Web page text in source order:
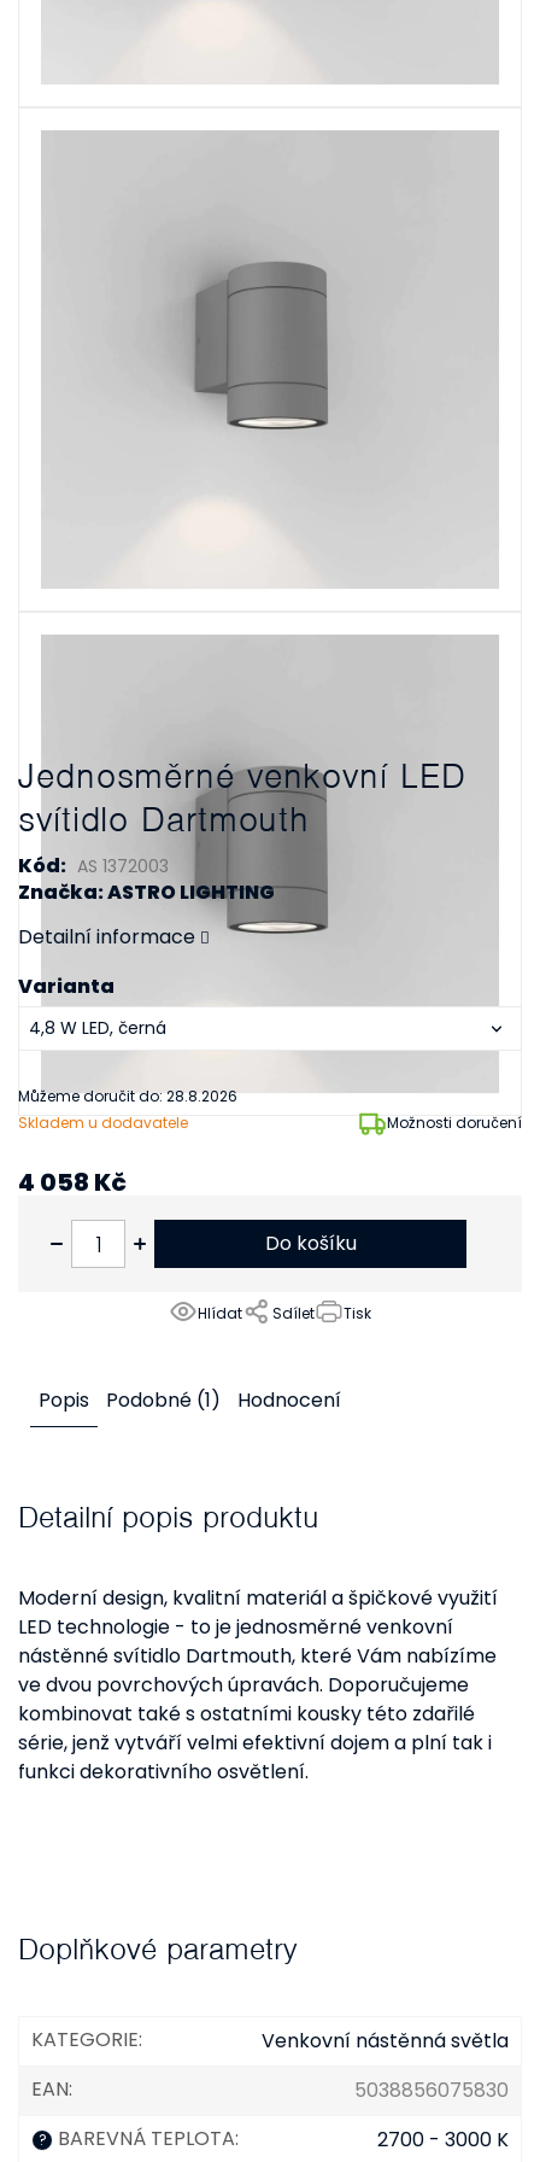
Jednosměrné venkovní LED
svítidlo Dartmouth
Kód: AS 1372003
Značka: ASTRO LIGHTING
Skladem u dodavatele Možnosti doručení
Varianta
Můžeme doručit do:28.8.2026
Detailní informace
Tisk
Hlídat Sdílet
4 058 Kč
Do košíku
Popis Podobné (1) Hodnocení
Detailní popis produktu
Moderní design, kvalitní materiál a špičkové využití
LED technologie - to je jednosměrné venkovní
nástěnné svítidlo Dartmouth, které Vám nabízíme
ve dvou povrchových úpravách. Doporučujeme
kombinovat také s ostatními kousky této zdařilé
série, jenž vytváří velmi efektivní dojem a plní tak i
funkci dekorativního osvětlení.
Doplňkové parametry
KATEGORIE:
Venkovní nástěnná světla
EAN: 5038856075830
? BAREVNÁ TEPLOTA: 2700 - 3000 K